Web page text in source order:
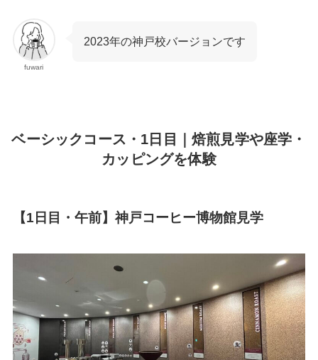
fuwari
2023年の神戸校バージョンです
ベーシックコース・1日目｜焙煎見学や座学・
カッピングを体験
【1日目・午前】神戸コーヒー博物館見学